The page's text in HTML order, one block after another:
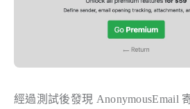
經過測試後發現 AnonymousEmail